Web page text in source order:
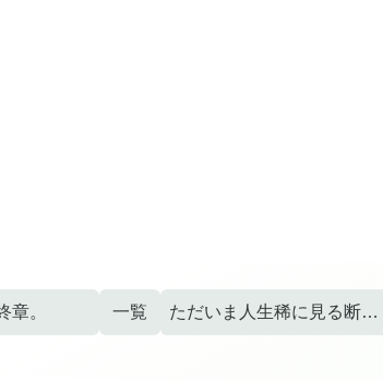
章。 一覧 ただいま人生稀に見る断捨離中！！